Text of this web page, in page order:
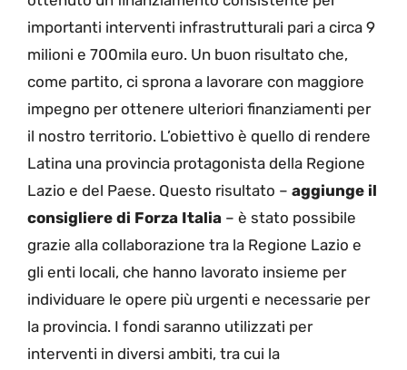
importanti interventi infrastrutturali pari a circa 9
milioni e 700mila euro. Un buon risultato che,
come partito, ci sprona a lavorare con maggiore
impegno per ottenere ulteriori finanziamenti per
il nostro territorio. L’obiettivo è quello di rendere
Latina una provincia protagonista della Regione
Lazio e del Paese. Questo risultato – aggiunge il
consigliere di Forza Italia – è stato possibile
grazie alla collaborazione tra la Regione Lazio e
gli enti locali, che hanno lavorato insieme per
individuare le opere più urgenti e necessarie per
la provincia. I fondi saranno utilizzati per
interventi in diversi ambiti, tra cui la